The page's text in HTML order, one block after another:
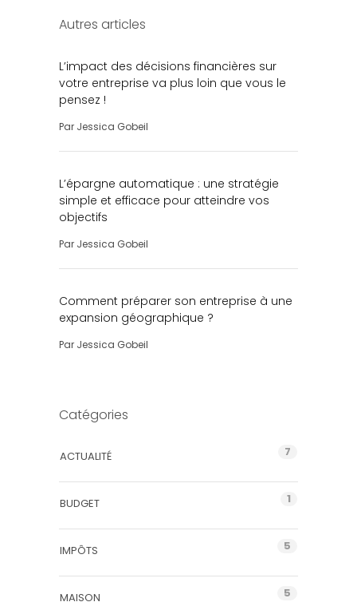
Autres articles
L’impact des décisions financières sur
votre entreprise va plus loin que vous le
pensez !
Par Jessica Gobeil
L’épargne automatique : une stratégie
simple et efficace pour atteindre vos
objectifs
Par Jessica Gobeil
Comment préparer son entreprise à une
expansion géographique ?
Par Jessica Gobeil
Catégories
ACTUALITÉ 7
BUDGET 1
IMPÔTS 5
MAISON 5